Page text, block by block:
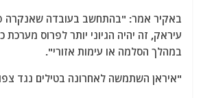
באקיר אמר: "בהתחשב בעובדה שאנקרה
עיראק, זה יהיה הגיוני יותר לפרוס מערכת
במהלך הסלמה או עימות אזורי".
"איראן השתמשה לאחרונה בטילים נגד